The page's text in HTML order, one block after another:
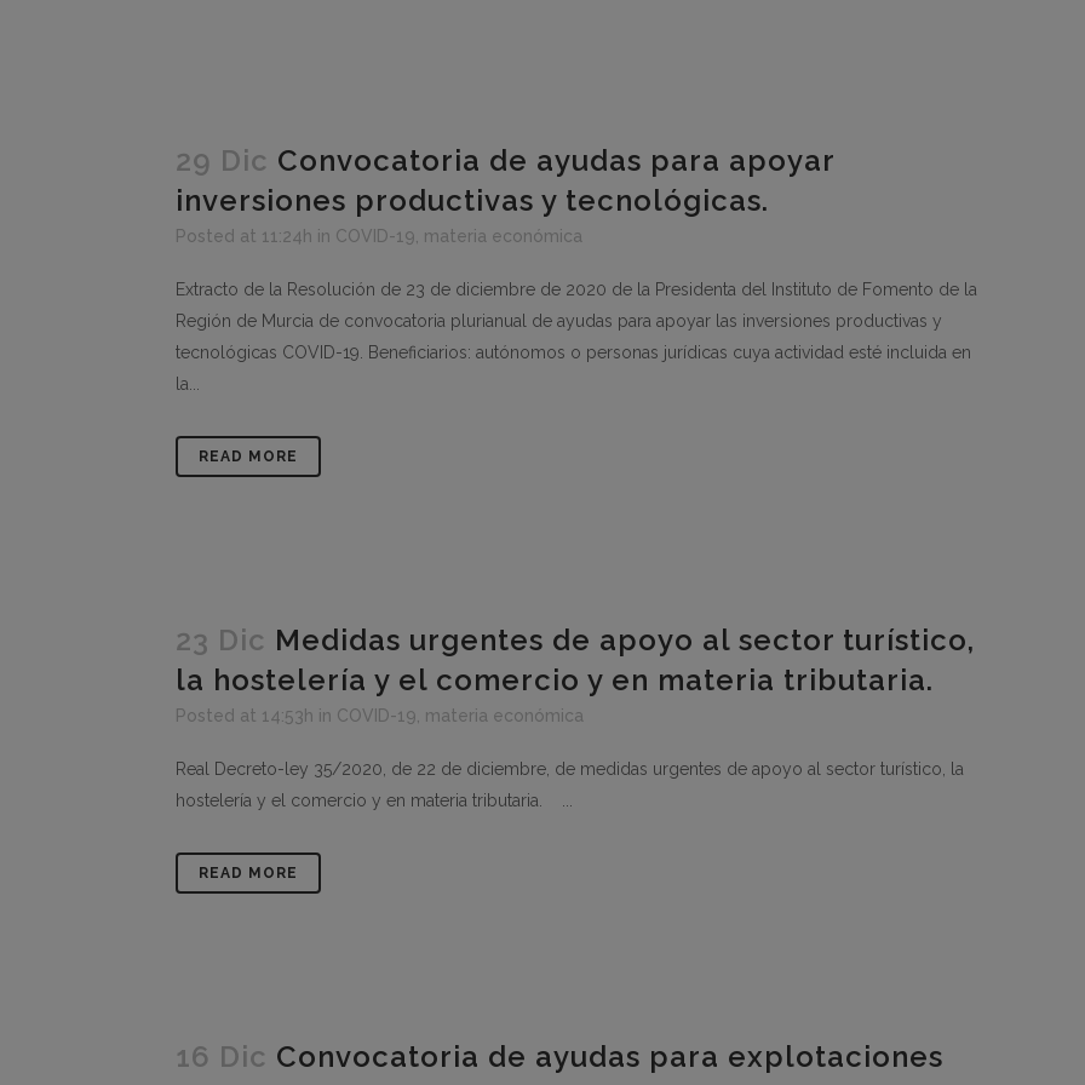
29 Dic Convocatoria de ayudas para apoyar
inversiones productivas y tecnológicas.
Posted at 11:24h in COVID-19 materia económica
Extracto de la Resolución de 23 de diciembre de 2020 de la Presidenta del Instituto de Fomento de la
Región de Murcia de convocatoria plurianual de ayudas para apoyar las inversiones productivas y
tecnológicas COVID-19. Beneficiarios: autónomos o personas jurídicas cuya actividad esté incluida en
la...
READ MORE
23 Dic Medidas urgentes de apoyo al sector turístico,
la hostelería y el comercio y en materia tributaria.
Posted at 14:53h in COVID-19 materia económica
Real Decreto-ley 35/2020, de 22 de diciembre, de medidas urgentes de apoyo al sector turístico, la
hostelería y el comercio y en materia tributaria. ...
READ MORE
16 Dic Convocatoria de ayudas para explotaciones